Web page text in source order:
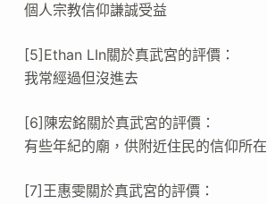
個人宗教信仰謙誠受益
[5]Ethan LIn關於真武宮的評價：
我常經過但沒進去
[6]陳宏銘關於真武宮的評價：
有些年紀的廟，供附近住民的信仰所在
[7]王惠雯關於真武宮的評價：